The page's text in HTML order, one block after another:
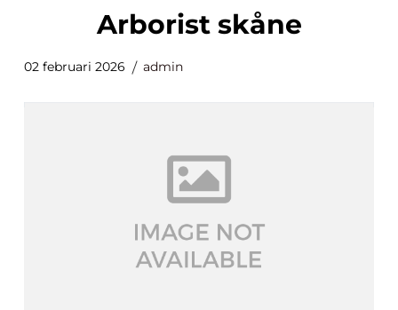
arborist skåne
02 februari 2026 admin